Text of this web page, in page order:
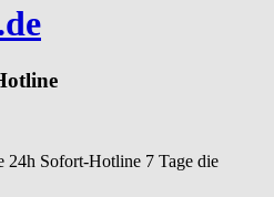
24h Sofort-Hotline 7 Tage die